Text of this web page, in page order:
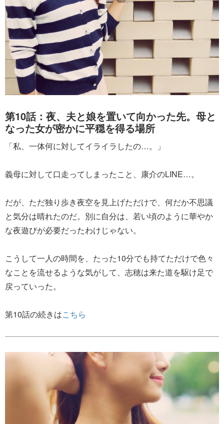
第10話：夜、夫と娘を置いて向かった先。母と
なった女が密かに平穏を得る場所
「私、一体何に対してイライラしたの…。」
義母に対して口走ってしまったこと、康介のLINE…。
だが、ただ独り歩き夜空を見上げただけで、何だか不思議
と気分は晴れたのだ。別に自分は、若い頃のように華やか
な夜遊びが必要だったわけじゃない。
こうして一人の時間を、たった10分でも持てただけで色々
なことを流せるような気がして、志穂は来た道を駆け足で
戻っていった。
第10話の続きはこちら